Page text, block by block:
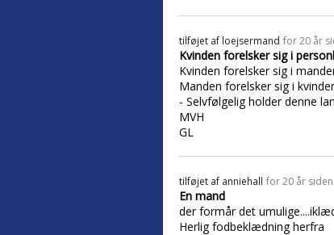
tilføjet af loejsermand for 20 år
Kvinden forelsker sig i
Kvinden forelsker sig i
Manden forelsker sig i
- Selvfølgelig holder denne
MVH
GL
tilføjet af anniehall for 20 år siden
En mand
der formår det
Herlig fodbeklædning herfra